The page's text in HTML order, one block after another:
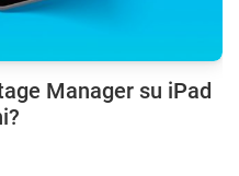
Manager su iPad